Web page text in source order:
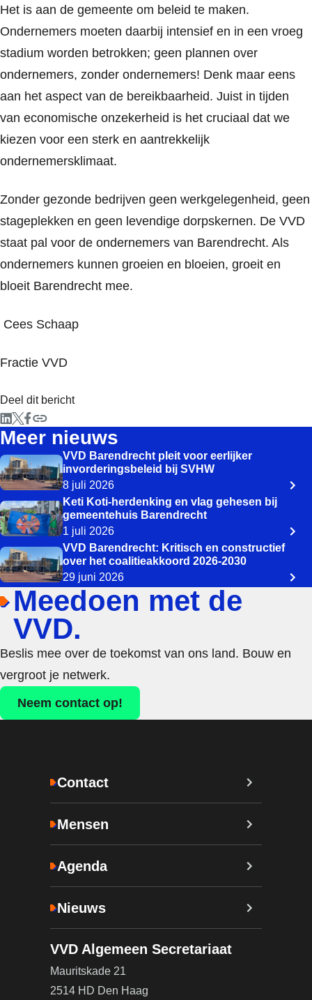
Het is aan de gemeente om beleid te maken.
Ondernemers moeten daarbij intensief en in een vroeg
stadium worden betrokken; geen plannen over
ondernemers, zonder ondernemers! Denk maar eens
aan het aspect van de bereikbaarheid. Juist in tijden
van economische onzekerheid is het cruciaal dat we
kiezen voor een sterk en aantrekkelijk
ondernemersklimaat.
Zonder gezonde bedrijven geen werkgelegenheid, geen
stageplekken en geen levendige dorpskernen. De VVD
staat pal voor de ondernemers van Barendrecht. Als
ondernemers kunnen groeien en bloeien, groeit en
bloeit Barendrecht mee.
Cees Schaap
Fractie VVD
Deel dit bericht
Meer nieuws
VVD Barendrecht pleit voor eerlijker
invorderingsbeleid bij SVHW
8 juli 2026
Keti Koti-herdenking en vlag gehesen bij
gemeentehuis Barendrecht
1 juli 2026
VVD Barendrecht: Kritisch en constructief
over het coalitieakkoord 2026-2030
29 juni 2026
Meedoen met de
VVD.
Beslis mee over de toekomst van ons land. Bouw en
vergroot je netwerk.
Neem contact op!
Contact
Mensen
Agenda
Nieuws
VVD Algemeen Secretariaat
Mauritskade 21
2514 HD Den Haag